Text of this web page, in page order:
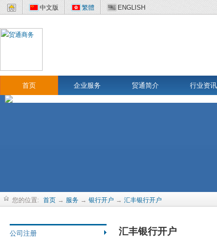
中文版 繁體 ENGLISH
首页 企业服务 贸通简介 行业资讯
您的位置: 首页 → 服务 → 银行开户 → 汇丰银行开户
公司注册 汇丰银行开户